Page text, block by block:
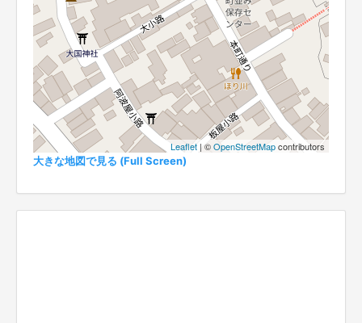
Leaflet | ©OpenStreetMapcontributors
大きな地図で見る (Full Screen)